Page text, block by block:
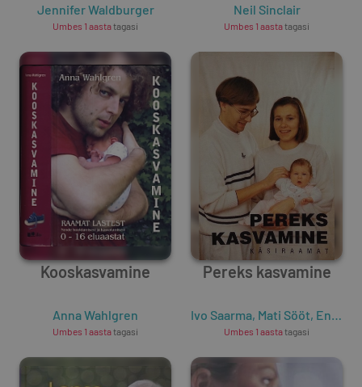
Jennifer Waldburger
Umbes 1 aastatagasi
Neil Sinclair
Umbes 1 aastatagasi
Kooskasvamine
Anna Wahlgren
Umbes 1 aastatagasi
Pereks kasvamine
Ivo Saarma, Mati Sööt, Ene Kornet
Umbes 1 aastatagasi